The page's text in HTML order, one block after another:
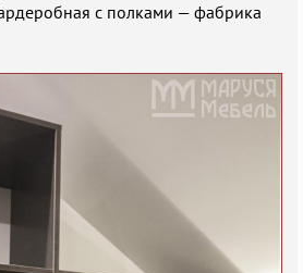
с полками — фабрика